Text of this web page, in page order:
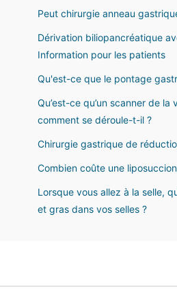
Peut chirurgie anneau
Dérivation biliopancréatique
Information pour les patients
Qu'est-ce que le pontage
Qu’est-ce qu’un scanner de la
comment se déroule-t-il ?
Chirurgie gastrique de
Combien coûte une
Lorsque vous allez à la selle,
et gras dans vos selles ?